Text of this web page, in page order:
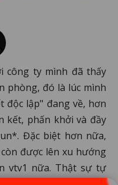
công ty mình đã thấy
phòng, đó là lúc mình
độc lập" đang về, hơn
kết, phấn khởi và đầy
Đặc biệt hơn nữa,
còn được lên xu hướng
vtv1 nữa. Thật sự tự